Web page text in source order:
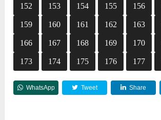
152 153 154 155 156
159 160 161 162 163
166 167 168 169 170
173 174 175 176 177
WhatsApp Tweet Share